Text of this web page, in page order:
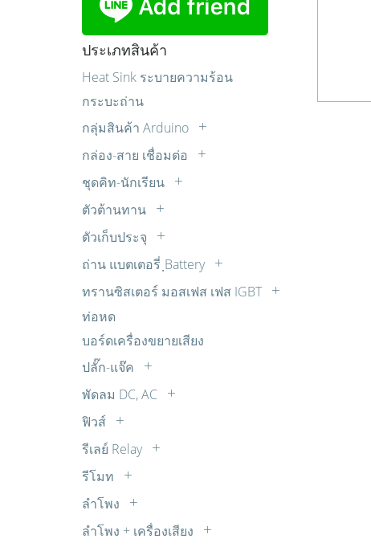
ประเภทสินค้า
Heat Sink ระบายความร้อน
กระบะถ่าน
กลุ่มสินค้า Arduino
Sensor เซ็นเซอร์
บอร์ดขับมอเตอร์
บอร์ดรีเลย์
มอเตอร์ต่างๆ
หน้าจอแสดงผล
กล่อง-สาย เชื่อมต่อ
กล่องแปลงสัญญาณ
สายปลั๊กไฟ AC
สายสัญญาณเสียง AUDIO
สายเพื่อการทดลอง
ชุดคิท-นักเรียน
ควบคุมไฟ AC ด้วยแสง เสียง รีโมท ตั้ง
เวลา
ชุดคิทสำหรับผู้เริ่มต้น
ชุดหุ่นยนต์
ชุดไมโครคอนโทรลเลอร์
พลังงาน โซลาร์เซลล์
วงจรขยายเสียง ปรับแต่งเสียง
วงจรควบคุมความเร็วมอเตอร์ DC
วงจรตัวเลขจัมโบ้ วงจรขับ และไฟกระ
วงจรนาฬิกาและจับเวลา
วงจรบันทึกเสียง
วงจรเสียงต่างๆ จากไอซี OTP
วิทยุรับ-ส่ง FM ไมค์ลอย จูนเนอร์
ตัวต้านทาน
LDR
R 10W
R 15W
R 1W
R 20W
R 30W
ตัวต้านทานปรับค่าได้ 30W
ตัวเก็บประจุ
Cap. มอเตอร์สตาร์ท
อิเล็กโตรไลต์
ไมล่าร์
ถ่าน แบตเตอรี่ ฺBattery
ถ่านคาร์บอนซิงค์
ทรานซิสเตอร์ มอสเฟส เฟส IGBT
IGBT
Transistors
TRIAC
ท่อหด
บอร์ดเครื่องขยายเสียง
ปลั๊ก-แจ๊ค
COAX
DC
RCA
RCA ติดแท่น
พัดลม DC, AC
พัดลม AC
พัดลมทั่วไป
ฟิวส์
เทอร์โมฟิวส์
รีเลย์ Relay
รีเลย์ 14V DC
รีเลย์ 18V DC
รีโมท
รีโมทจานดาวเทียม
รีโมทพัดลม
ลำโพง
Buzzer บัซเซอร์
ลำโพง + เครื่องเสียง